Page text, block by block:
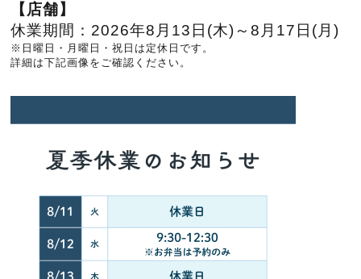
【店舗】
休業期間： 2026年8月13日(木)～8月 17日(月)
※日曜日・月曜日・祝日は定休日です。
詳細は下記画像をご確認ください。